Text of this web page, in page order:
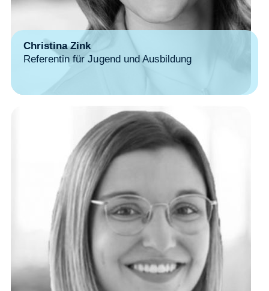
Christina Zink
Referentin für Jugend und Ausbildung